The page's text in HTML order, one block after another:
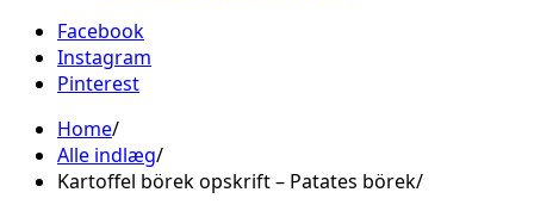
Facebook
Instagram
Pinterest
Home
Alle indlæg
Kartoffel börek opskrift – Patates börek